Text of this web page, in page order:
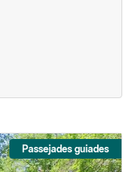
Passejades guiades